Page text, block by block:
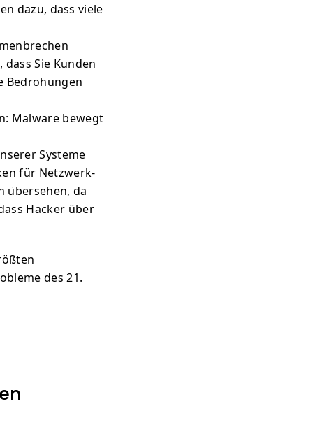
dazu, dass viele
Sie Kunden
Bedrohungen
Malware bewegt
Systeme
für Netzwerk-
übersehen, da
Hacker über
des 21.